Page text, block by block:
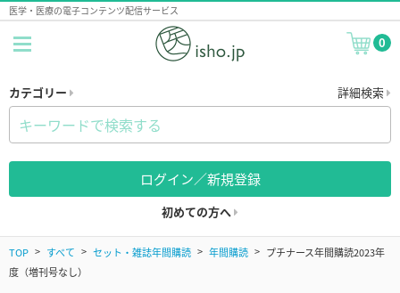
医学・医療の電子コンテンツ配信サービス
0
カテゴリー 詳細検索
ログイン／新規登録
初めての方へ
TOP すべて セット・雑誌年間購読 年間購読
プチナース年間購読2023年
度（増刊号なし）